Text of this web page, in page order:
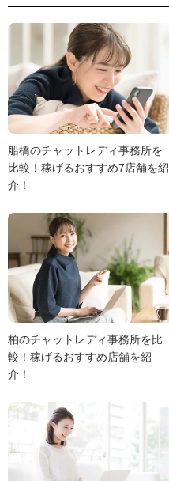
船橋のチャットレディ事務所を
比較！稼げるおすすめ7店舗を紹
介！
柏のチャットレディ事務所を比
較！稼げるおすすめ店舗を紹
介！